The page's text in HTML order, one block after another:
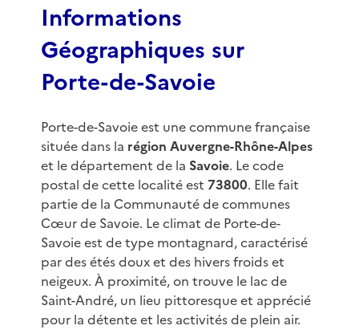
Informations
Géographiques sur
Porte-de-Savoie
Porte-de-Savoie est une commune française
située dans la région Auvergne-Rhône-Alpes
et le département de la Savoie. Le code
postal de cette localité est 73800. Elle fait
partie de la Communauté de communes
Cœur de Savoie. Le climat de Porte-de-
Savoie est de type montagnard, caractérisé
par des étés doux et des hivers froids et
neigeux. À proximité, on trouve le lac de
Saint-André, un lieu pittoresque et apprécié
pour la détente et les activités de plein air.